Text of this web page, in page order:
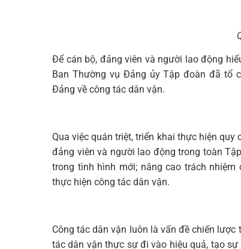
Để cán bộ, đảng viên và người lao động
Ban Thường vụ Đảng ủy Tập đoàn đã tổ
Đảng về công tác dân vận.
Qua việc quán triệt, triển khai thực hiện
đảng viên và người lao động trong toàn
trong tình hình mới; nâng cao trách
thực hiện công tác dân vận.
Công tác dân vận luôn là vấn đề chiến
tác dân vận thực sự đi vào hiệu quả, tạo